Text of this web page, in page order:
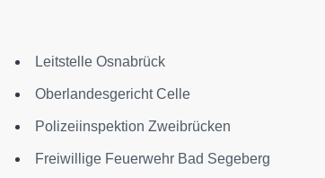
Leitstelle Osnabrück
Oberlandesgericht Celle
Polizeiinspektion Zweibrücken
Freiwillige Feuerwehr Bad Segeberg